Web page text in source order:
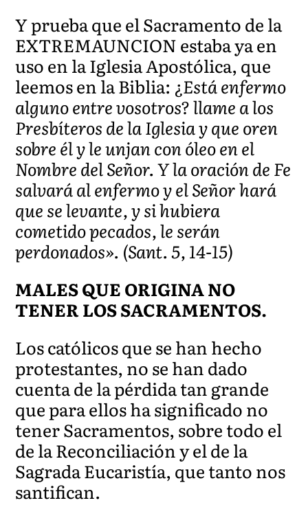
Y prueba que el Sacramento de la
EXTREMAUNCION estaba ya en
uso en la Iglesia Apostólica, que
leemos en la Biblia: ¿Está enfermo
alguno entre vosotros? llame a los
Presbíteros de la Iglesia y que oren
sobre él y le unjan con óleo en el
Nombre del Señor. Y la oración de Fe
salvará al enfermo y el Señor hará
que se levante, y si hubiera
cometido pecados, le serán
perdonados». (Sant. 5, 14-15)
MALES QUE ORIGINA NO
TENER LOS SACRAMENTOS.
Los católicos que se han hecho
protestantes, no se han dado
cuenta de la pérdida tan grande
que para ellos ha significado no
tener Sacramentos, sobre todo el
de la Reconciliación y el de la
Sagrada Eucaristía, que tanto nos
santifican.